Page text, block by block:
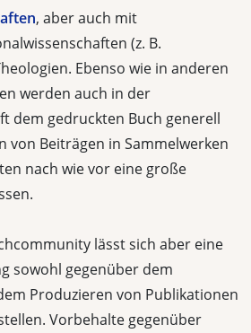
, aber auch mit
(z. B.
Ebenso wie in anderen
werden auch in der
dem gedruckten Buch generell
von Beiträgen in Sammelwerken
nach wie vor eine große
lässt sich aber eine
sowohl gegenüber dem
Produzieren von Publikationen
Vorbehalte gegenüber